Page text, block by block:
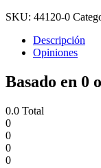
SKU: 44120-0
Descripción
Opiniones
Basado en 0
0.0 Total
0
0
0
0